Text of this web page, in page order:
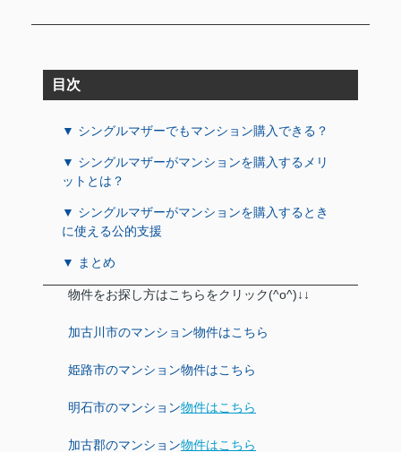
目次
▼ シングルマザーでもマンション購入できる？
▼ シングルマザーがマンションを購入するメリ
ットとは？
▼ シングルマザーがマンションを購入するとき
に使える公的支援
▼ まとめ
物件をお探し方はこちらをクリック(^o^)↓↓
加古川市のマンション物件はこちら
姫路市のマンション物件はこちら
明石市のマンション物件はこちら
加古郡のマンション物件はこちら